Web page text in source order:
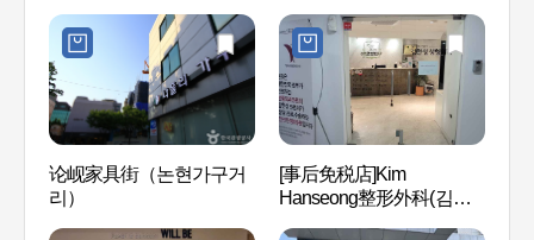
论岘家具街（논현가구거
리）
[事后免税店]Kim
Hanseong整形外科(김한